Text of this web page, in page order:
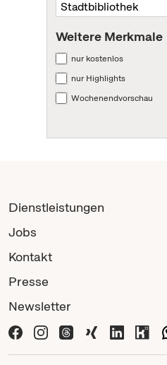
Weitere Merkmale
nur kostenlos
nur Highlights
Wochenendvorschau
Dienstleistungen
Jobs
Kontakt
Presse
Newsletter